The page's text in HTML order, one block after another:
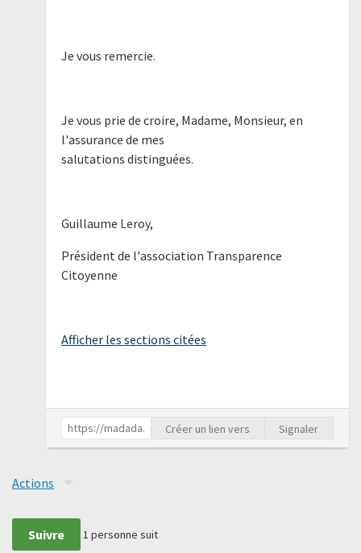
Je vous remercie.
Je vous prie de croire, Madame, Monsieur, en
l'assurance de mes
salutations distinguées.
Guillaume Leroy,
Président de l'association Transparence
Citoyenne
Afficher les sections citées
Créer un lien vers Signaler
Actions
Suivre 1 personne suit